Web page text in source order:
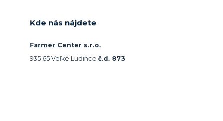
Kde nás nájdete
Farmer Center s.r.o.
935 65 Veľké Ludince č.d. 873